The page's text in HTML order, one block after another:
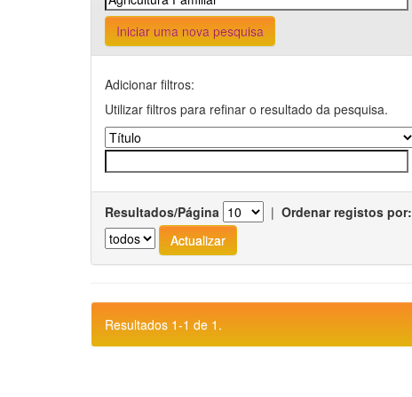
Iniciar uma nova pesquisa
Adicionar filtros:
Utilizar filtros para refinar o resultado da pesquisa.
Resultados/Página | Ordenar registos por:
Resultados 1-1 de 1.